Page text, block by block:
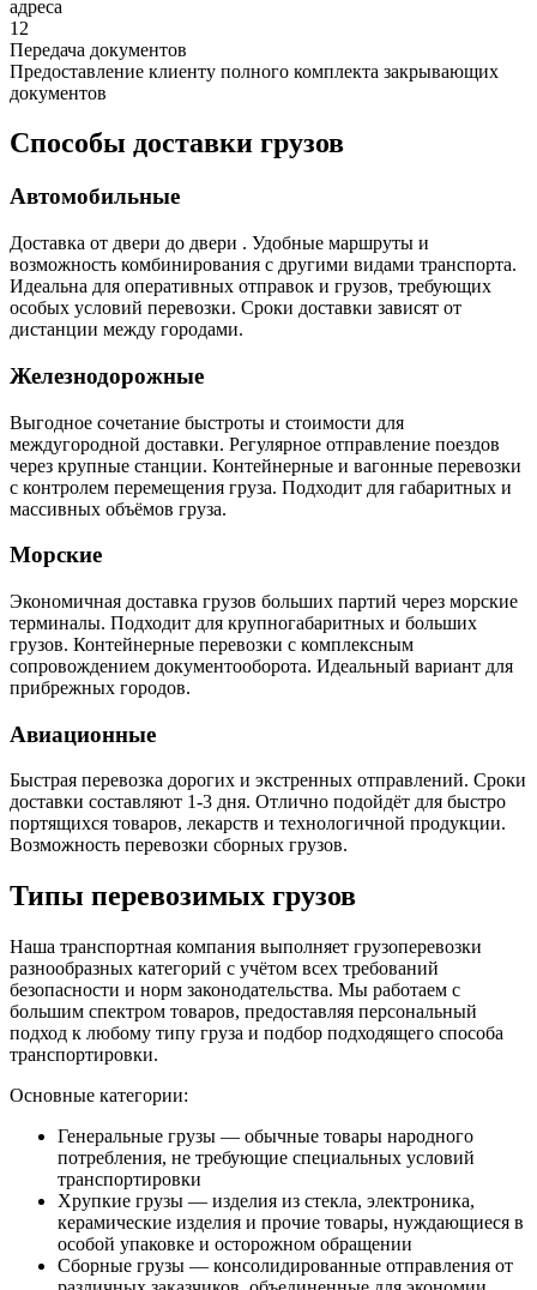
адреса
12
Передача документов
Предоставление клиенту полного комплекта закрывающих
документов
Способы доставки грузов
Автомобильные
Доставка от двери до двери . Удобные маршруты и
возможность комбинирования с другими видами транспорта.
Идеальна для оперативных отправок и грузов, требующих
особых условий перевозки. Сроки доставки зависят от
дистанции между городами.
Железнодорожные
Выгодное сочетание быстроты и стоимости для
междугородной доставки. Регулярное отправление поездов
через крупные станции. Контейнерные и вагонные перевозки
с контролем перемещения груза. Подходит для габаритных и
массивных объёмов груза.
Морские
Экономичная доставка грузов больших партий через морские
терминалы. Подходит для крупногабаритных и больших
грузов. Контейнерные перевозки с комплексным
сопровождением документооборота. Идеальный вариант для
прибрежных городов.
Авиационные
Быстрая перевозка дорогих и экстренных отправлений. Сроки
доставки составляют 1-3 дня. Отлично подойдёт для быстро
портящихся товаров, лекарств и технологичной продукции.
Возможность перевозки сборных грузов.
Типы перевозимых грузов
Наша транспортная компания выполняет грузоперевозки
разнообразных категорий с учётом всех требований
безопасности и норм законодательства. Мы работаем с
большим спектром товаров, предоставляя персональный
подход к любому типу груза и подбор подходящего способа
транспортировки.
Основные категории:
Генеральные грузы — обычные товары народного
потребления, не требующие специальных условий
транспортировки
Хрупкие грузы — изделия из стекла, электроника,
керамические изделия и прочие товары, нуждающиеся в
особой упаковке и осторожном обращении
Сборные грузы — консолидированные отправления от